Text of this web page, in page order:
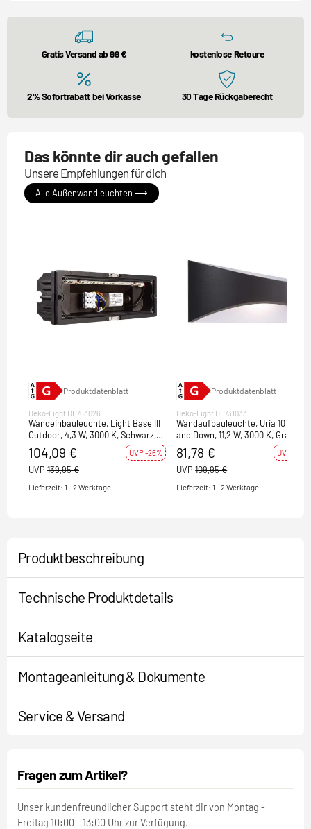
Gratis Versand ab 99 € kostenlose Retoure
2% Sofortrabatt bei Vorkasse 30 Tage Rückgaberecht
Das könnte dir auch gefallen
Unsere Empfehlungen für dich
Alle Außenwandleuchten ⟶
Produktdatenblatt
Deko-Light DL763026
Wandeinbauleuchte, Light Base III
Outdoor, 4,3 W, 3000 K, Schwarz,
220-240 V/AC, 50 / 60 Hz
104,09 € UVP -26%
UVP 139,95 €
Lieferzeit: 1 - 2 Werktage
Produktdatenblatt
Deko-Light DL731033
Wandaufbauleuchte, Uria 10 UP
and Down, 11,2 W, 3000 K, Grau,
220-240 V/AC, 50 / 60 Hz
81,78 € UVP -26%
UVP 109,95 €
Lieferzeit: 1 - 2 Werktage
Produktbeschreibung
Technische Produktdetails
Katalogseite
Montageanleitung & Dokumente
Service & Versand
Fragen zum Artikel?
Unser kundenfreundlicher Support steht dir von Montag -
Freitag 10:00 - 13:00 Uhr zur Verfügung.